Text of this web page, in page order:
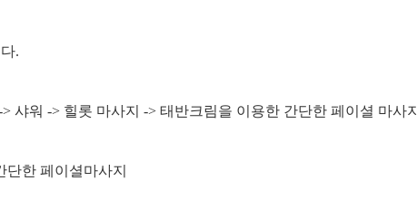
.
샤워 -> 힐롯 마사지 -> 태반크림을 이용한 간단한 페이셜 마사지
한 페이셜마사지